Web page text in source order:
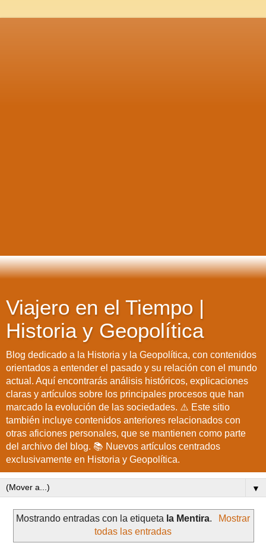
Viajero en el Tiempo |
Historia y Geopolítica
Blog dedicado a la Historia y la Geopolítica, con contenidos
orientados a entender el pasado y su relación con el mundo
actual. Aquí encontrarás análisis históricos, explicaciones
claras y artículos sobre los principales procesos que han
marcado la evolución de las sociedades. ⚠️ Este sitio
también incluye contenidos anteriores relacionados con
otras aficiones personales, que se mantienen como parte
del archivo del blog. 📚 Nuevos artículos centrados
exclusivamente en Historia y Geopolítica.
▼
Mostrando entradas con la etiqueta la Mentira.
Mostrar
todas las entradas